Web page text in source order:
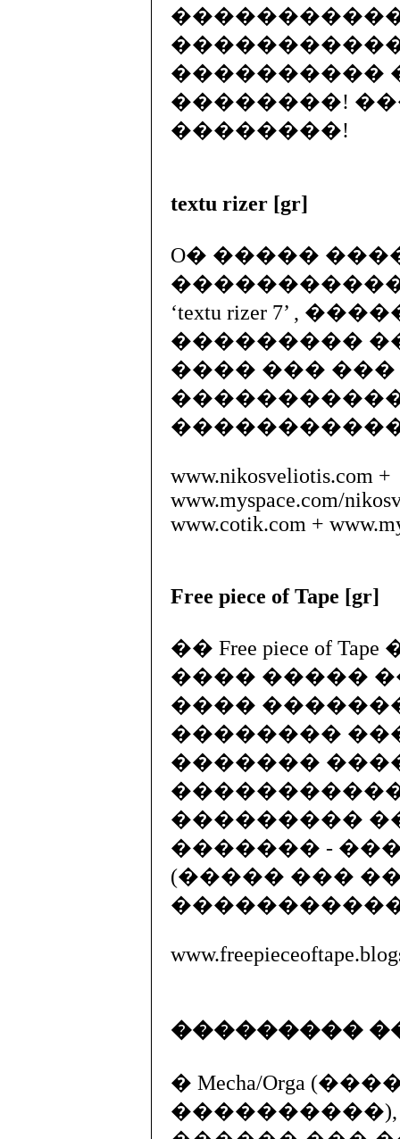
����������
��������!
��������!
textu rizer [gr]
O� �����
‘textu rizer 7’ ,
���������
���� ���
������������.
�����������
www.nikosveliotis.com +
www.myspace.com/
www.cotik.com +
Free piece of Tape [gr]
�� Free piece of
���� �����
����
��������
�������
���������
������� -
(����� ���
���������
� Mecha/Orga